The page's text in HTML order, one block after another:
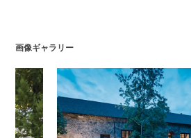
画像ギャラリー